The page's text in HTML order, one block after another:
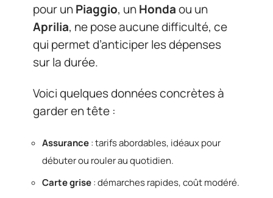
pour unPiaggio, unHondaou un
Aprilia, ne pose aucune difficulté, ce
qui permet d’anticiper les dépenses
sur la durée.
Voici quelques données concrètes à
garder en tête :
Assurance: tarifs abordables, idéaux pour
débuter ou rouler au quotidien.
Carte grise: démarches rapides, coût modéré.